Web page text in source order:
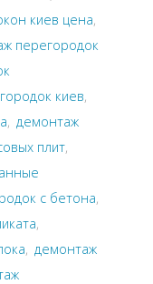
киев цена,
перегородок
киев,
, демонтаж
плит,
с бетона,
,
, демонтаж